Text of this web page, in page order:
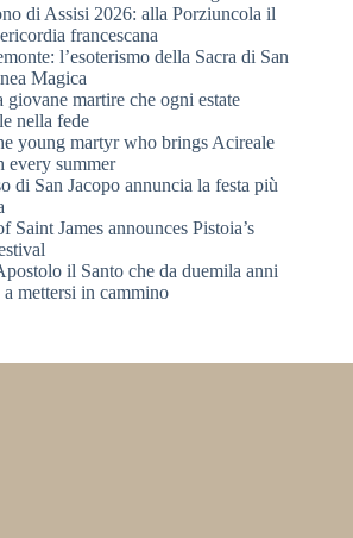
di Assisi 2026: alla Porziuncola il
francescana
l’esoterismo della Sacra di San
Magica
giovane martire che ogni estate
nella fede
young martyr who brings Acireale
every summer
di San Jacopo annuncia la festa più
Saint James announces Pistoia’s
il Santo che da duemila anni
mettersi in cammino